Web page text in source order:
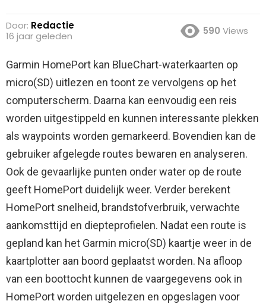
Door: Redactie
16 jaar geleden
590 Views
Garmin HomePort kan BlueChart-waterkaarten op
micro(SD) uitlezen en toont ze vervolgens op het
computerscherm. Daarna kan eenvoudig een reis
worden uitgestippeld en kunnen interessante plekken
als waypoints worden gemarkeerd. Bovendien kan de
gebruiker afgelegde routes bewaren en analyseren.
Ook de gevaarlijke punten onder water op de route
geeft HomePort duidelijk weer. Verder berekent
HomePort snelheid, brandstofverbruik, verwachte
aankomsttijd en diepteprofielen. Nadat een route is
gepland kan het Garmin micro(SD) kaartje weer in de
kaartplotter aan boord geplaatst worden. Na afloop
van een boottocht kunnen de vaargegevens ook in
HomePort worden uitgelezen en opgeslagen voor